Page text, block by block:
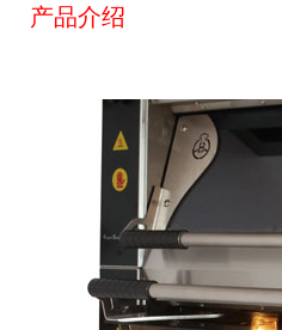
产品介绍